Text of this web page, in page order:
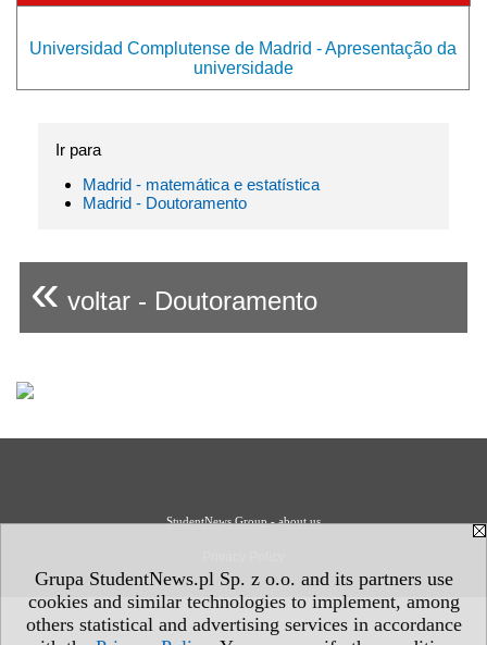
Grupa StudentNews.pl Sp. z o.o. and its partners use
cookies and similar technologies to implement, among
others statistical and advertising services in accordance
Universidad Complutense de Madrid - Apresentação da
universidade
Ir para
Madrid - matemática e estatística
Madrid - Doutoramento
« voltar - Doutoramento
StudentNews Group - about us